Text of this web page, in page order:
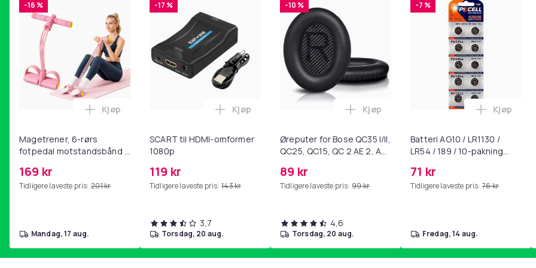
-16 %
Magetrener, 6-rørs
fotpedal motstandsbånd -
yoga og
hjemmegymnastikk Pink
169 kr
Tidligere laveste pris: 201 kr
Legg Magetrener, 6-rørs fotpedal motstandsbånd - mage- og kjernetrening, yoga og
Kjøp
mandag, 17 aug.
-17 %
SCART til HDMI-omformer
1080p
119 kr
Tidligere laveste pris: 143 kr
Legg SCART til HDMI-omformer 1080p i handlekurven
Kjøp
3,7
torsdag, 20 aug.
-10 %
Øreputer for Bose QC35 I/II,
QC25, QC15, QC 2 AE 2, AE
SoundLink Black
89 kr
Tidligere laveste pris: 99 kr
Legg Øreputer for Bose QC35 I/II, QC25,
Kjøp
4,6
torsdag, 20 aug.
-7 %
Batteri AG10 / LR1130 /
LR54 / 189 / 10-pakning
71 kr
Tidligere laveste pris: 76 kr
Legg
Kjøp
fredag, 14 aug.